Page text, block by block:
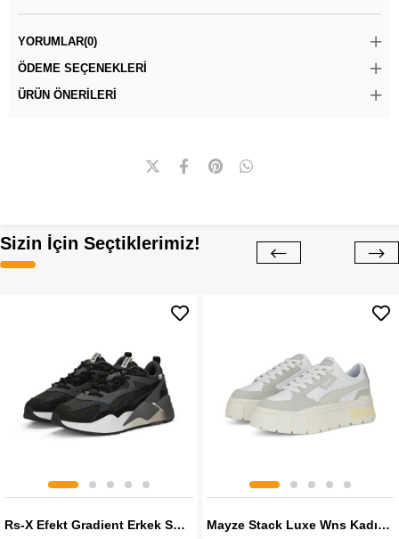
YORUMLAR(0)
ÖDEME SEÇENEKLERI
ÜRÜN ÖNERILERI
Sizin İçin Seçtiklerimiz!
Rs-X Efekt Gradient Erkek Sneaker Mayze Stack Luxe Wns Kadın Sneaker